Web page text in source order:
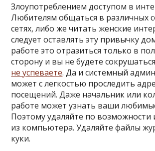
Злоупотреблением доступом в
Любителям общаться в различных
сетях, либо же читать женские
следует оставлять эту привычку
работе это отразиться только в
сторону и вы не будете
не успеваете. Да и системный
может с легкостью проследить
посещений. Даже начальник или
работе может узнать ваши
Поэтому удаляйте по
из компьютера. Удаляйте файлы
куки.